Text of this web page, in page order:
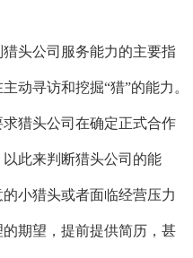
头公司服务能力的主要指
动寻访和挖掘“猎”的能力。
猎头公司在确定正式合作
此来判断猎头公司的能
小猎头或者面临经营压力
期望，提前提供简历，甚